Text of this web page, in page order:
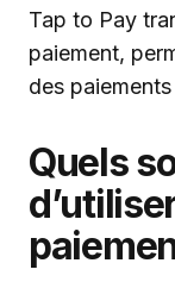
Tap to Pay
paiement,
des
Quels